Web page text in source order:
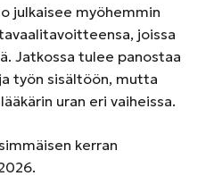
julkaisee myöhemmin
joissa
Jatkossa tulee panostaa
työn sisältöön, mutta
uran eri vaiheissa.
kerran